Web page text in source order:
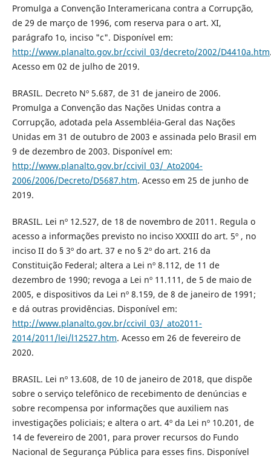
Promulga a Convenção Interamericana contra a Corrupção,
de 29 de março de 1996, com reserva para o art. XI,
parágrafo 1o, inciso "c". Disponível em:
http://www.planalto.gov.br/ccivil_03/decreto/2002/D4410a.htm
Acesso em 02 de julho de 2019.
BRASIL. Decreto Nº 5.687, de 31 de janeiro de 2006.
Promulga a Convenção das Nações Unidas contra a
Corrupção, adotada pela Assembléia-Geral das Nações
Unidas em 31 de outubro de 2003 e assinada pelo Brasil em
9 de dezembro de 2003. Disponível em:
http://www.planalto.gov.br/ccivil_03/_Ato2004-
2006/2006/Decreto/D5687.htm. Acesso em 25 de junho de
2019.
BRASIL. Lei nº 12.527, de 18 de novembro de 2011. Regula o
acesso a informações previsto no inciso XXXIII do art. 5º , no
inciso II do § 3º do art. 37 e no § 2º do art. 216 da
Constituição Federal; altera a Lei nº 8.112, de 11 de
dezembro de 1990; revoga a Lei nº 11.111, de 5 de maio de
2005, e dispositivos da Lei nº 8.159, de 8 de janeiro de 1991;
e dá outras providências. Disponível em:
http://www.planalto.gov.br/ccivil_03/_ato2011-
2014/2011/lei/l12527.htm. Acesso em 26 de fevereiro de
2020.
BRASIL. Lei nº 13.608, de 10 de janeiro de 2018, que dispõe
sobre o serviço telefônico de recebimento de denúncias e
sobre recompensa por informações que auxiliem nas
investigações policiais; e altera o art. 4º da Lei nº 10.201, de
14 de fevereiro de 2001, para prover recursos do Fundo
Nacional de Segurança Pública para esses fins. Disponível